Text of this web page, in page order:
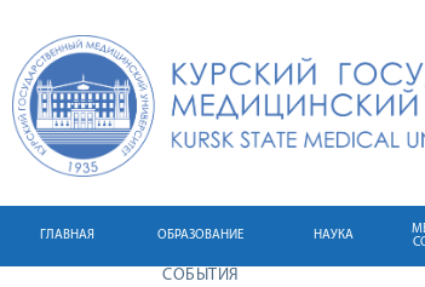
ГЛАВНАЯ ОБРАЗОВАНИЕ НАУКА
СОБЫТИЯ